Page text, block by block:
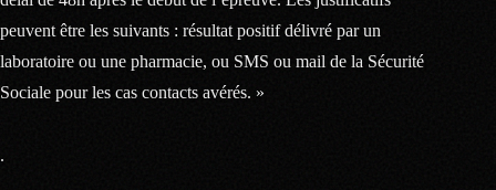
peuvent être les suivants : résultat positif délivré par un
laboratoire ou une pharmacie, ou SMS ou mail de la Sécurité
Sociale pour les cas contacts avérés. »
.